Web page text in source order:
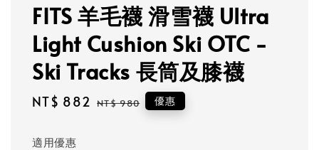
FITS 羊毛襪 滑雪襪 Ultra
Light Cushion Ski OTC -
Ski Tracks 長筒及膝襪
Sale
NT$ 882 Regular
NT$ 980 優惠
適用優惠